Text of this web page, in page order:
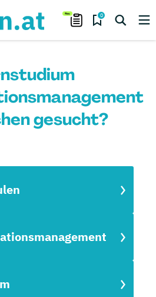
0
gesucht?